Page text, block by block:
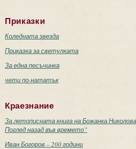
Приказки
Коледната звезда
Приказка за светулката
За една песъчинка
чети по-нататък
Краезнание
За летописната книга на Божанка
Поглед назад във времето”
Иван Богоров – 200 години